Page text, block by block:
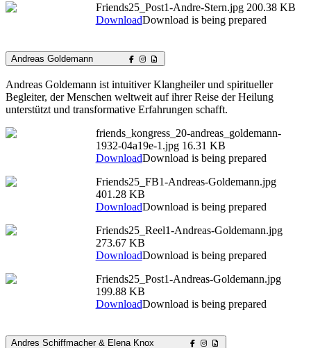
Friends25_Post1-Andre-Stern.jpg 200.38 KB
DownloadDownload is being prepared
Andreas Goldemann
Andreas Goldemann ist intuitiver Klangheiler und spiritueller
Begleiter, der Menschen weltweit auf ihrer Reise der Heilung
unterstützt und transformative Erfahrungen schafft.
friends_kongress_20-andreas_goldemann-
1932-04a19e-1.jpg 16.31 KB
DownloadDownload is being prepared
Friends25_FB1-Andreas-Goldemann.jpg
401.28 KB
DownloadDownload is being prepared
Friends25_Reel1-Andreas-Goldemann.jpg
273.67 KB
DownloadDownload is being prepared
Friends25_Post1-Andreas-Goldemann.jpg
199.88 KB
DownloadDownload is being prepared
Andres Schiffmacher & Elena Knox